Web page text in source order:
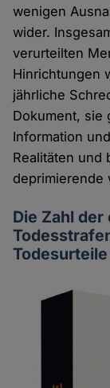
wenigen
wider.
verurteilten
Hinrichtungen
jährliche
Dokument, sie
Information
Realitäten und
deprimierende
Die Zahl